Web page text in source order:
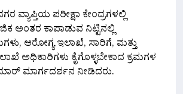
ವ್ಯಾಪ್ತಿಯ ಪರೀಕ್ಷಾ ಕೇಂದ್ರಗಳಲ್ಲಿ
ಅಂತರ ಕಾಪಾಡುವ ನಿಟ್ಟಿನಲ್ಲಿ
ಆರೋಗ್ಯ ಇಲಾಖೆ, ಸಾರಿಗೆ, ಮತ್ತು
ಅಧಿಕಾರಿಗಳು ಕೈಗೊಳ್ಳಬೇಕಾದ ಕ್ರಮಗಳ
ಮಾರ್ಗದರ್ಶನ ನೀಡಿದರು.